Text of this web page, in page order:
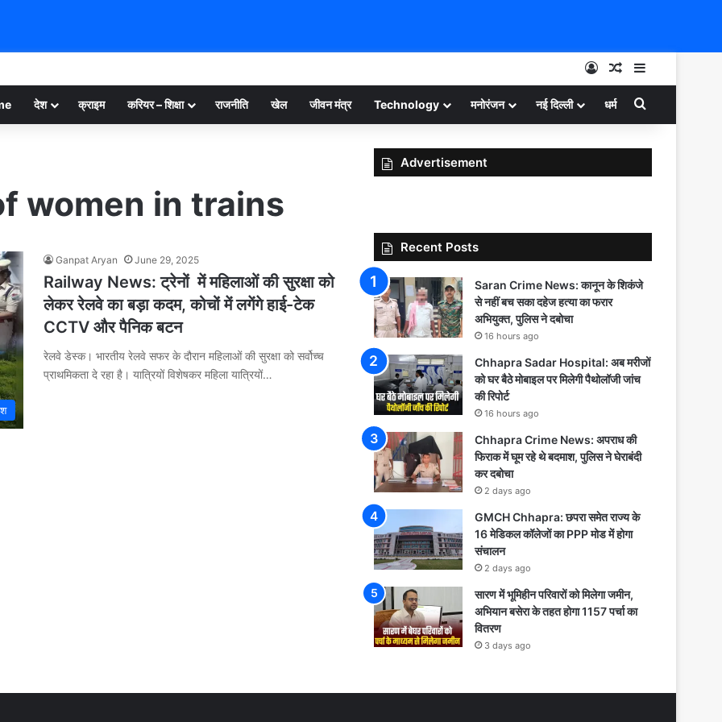
Log InRandom Article
Sidebar
देश क्राइम करियर – शिक्षा राजनीति खेल जीवन मंत्र Technology मनोरंजन नई दिल्ली धर्म Search for
women in trains
Ganpat Aryan June 29, 2025
Railway News: ट्रेनों में महिलाओं की सुरक्षा को
लेकर रेलवे का बड़ा कदम, कोचों में लगेंगे हाई-टेक
CCTV और पैनिक बटन
रेलवे डेस्क। भारतीय रेलवे सफर के दौरान महिलाओं की सुरक्षा को सर्वोच्च
प्राथमिकता दे रहा है। यात्रियों विशेषकर महिला यात्रियों…
Advertisement
Recent Posts
Saran Crime News: कानून के शिकंजे
से नहीं बच सका दहेज हत्या का फरार
अभियुक्त, पुलिस ने दबोचा
16 hours ago
Chhapra Sadar Hospital: अब मरीजों
को घर बैठे मोबाइल पर मिलेगी पैथोलॉजी जांच
की रिपोर्ट
16 hours ago
Chhapra Crime News: अपराध की
फिराक में घूम रहे थे बदमाश, पुलिस ने घेराबंदी
कर दबोचा
2 days ago
GMCH Chhapra: छपरा समेत राज्य के
16 मेडिकल कॉलेजों का PPP मोड में होगा
संचालन
2 days ago
सारण में भूमिहीन परिवारों को मिलेगा जमीन,
अभियान बसेरा के तहत होगा 1157 पर्चा का
वितरण
3 days ago